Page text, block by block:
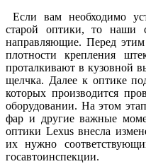
Если вам необходимо
старой оптики, то наши
направляющие. Перед
плотности крепления
проталкивают в кузовной
щелчка. Далее к оптике
которых производится
оборудовании. На этом
фар и другие важные
оптики Lexus внесла
их нужно
госавтоинспекции.